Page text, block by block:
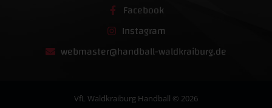
Facebook
Instagram
webmaster@handball-waldkraiburg.de
VfL Waldkraiburg Handball © 2026